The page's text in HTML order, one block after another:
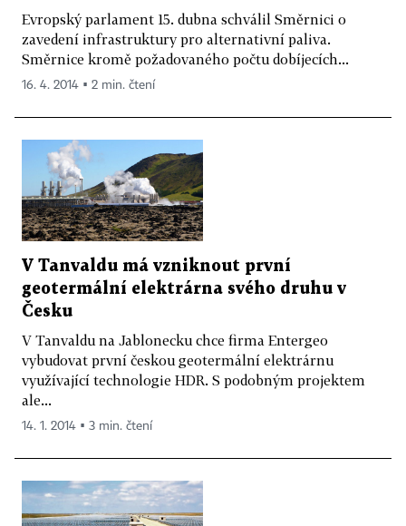
Evropský parlament 15. dubna schválil Směrnici o
zavedení infrastruktury pro alternativní paliva.
Směrnice kromě požadovaného počtu dobíjecích...
16. 4. 2014 ▪ 2 min. čtení
V Tanvaldu má vzniknout první
geotermální elektrárna svého druhu v
Česku
V Tanvaldu na Jablonecku chce firma Entergeo
vybudovat první českou geotermální elektrárnu
využívající technologie HDR. S podobným projektem
ale...
14. 1. 2014 ▪ 3 min. čtení